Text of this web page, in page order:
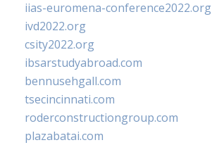
iias-euromena-conference2022.org
ivd2022.org
csity2022.org
ibsarstudyabroad.com
bennusehgall.com
tsecincinnati.com
roderconstructiongroup.com
plazabatai.com